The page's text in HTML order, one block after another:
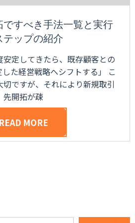
ですべき手法一覧と実行
テップの紹介
安定してきたら、既存顧客との
た経営戦略へシフトする」 こ
ですが、それにより新規取引
先開拓が疎
READ MORE